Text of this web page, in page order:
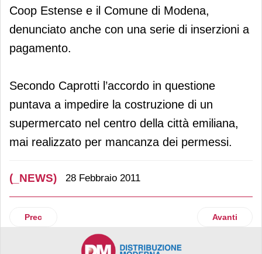
Coop Estense e il Comune di Modena,
denunciato anche con una serie di inserzioni a
pagamento.
Secondo Caprotti l’accordo in questione
puntava a impedire la costruzione di un
supermercato nel centro della città emiliana,
mai realizzato per mancanza dei permessi.
(_NEWS) 28 Febbraio 2011
Articolo precedente: Adt presenta ai negozianti un nuovo
Prec Articolo
Avanti